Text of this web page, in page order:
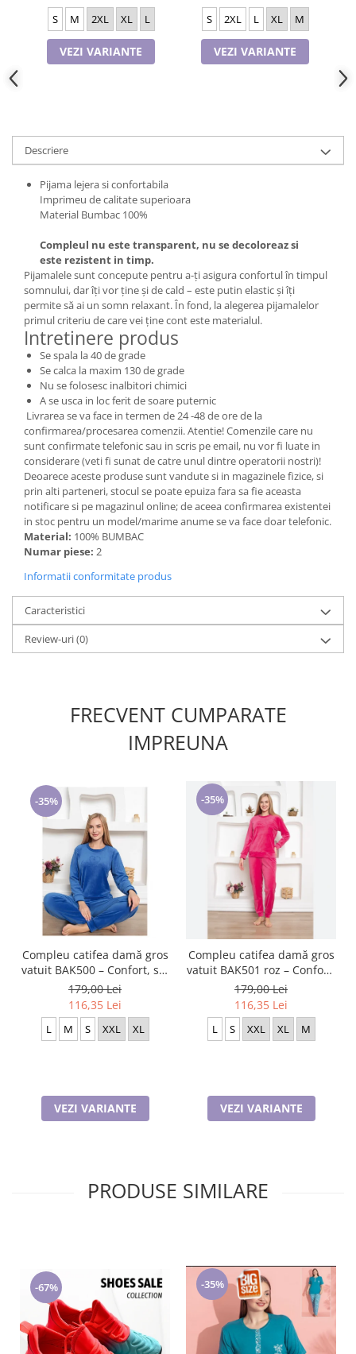
S M 2XL XL L
VEZI VARIANTE
S 2XL L XL M
VEZI VARIANTE
Descriere
Pijama lejera si confortabila
Imprimeu de calitate superioara
Material Bumbac 100%
Compleul nu este transparent, nu se decoloreaz si
este rezistent in timp.
Pijamalele sunt concepute pentru a-ți asigura confortul în timpul
somnului, dar îți vor ține și de cald – este putin elastic și îți
permite să ai un somn relaxant. În fond, la alegerea pijamalelor
primul criteriu de care vei ține cont este materialul.
Intretinere produs
Se spala la 40 de grade
Se calca la maxim 130 de grade
Nu se folosesc inalbitori chimici
A se usca in loc ferit de soare puternic
Livrarea se va face in termen de 24 -48 de ore de la
confirmarea/procesarea comenzii. Atentie! Comenzile care nu
sunt confirmate telefonic sau in scris pe email, nu vor fi luate in
considerare (veti fi sunat de catre unul dintre operatorii nostri)!
Deoarece aceste produse sunt vandute si in magazinele fizice, si
prin alti parteneri, stocul se poate epuiza fara sa fie aceasta
notificare si pe magazinul online; de aceea confirmarea existentei
in stoc pentru un model/marime anume se va face doar telefonic.
Material: 100% BUMBAC
Numar piese: 2
Informatii conformitate produs
Caracteristici
Review-uri(0)
FRECVENT CUMPARATE
IMPREUNA
-35%
Compleu catifea damă gros
vatuit BAK500 – Confort, stil
și eleganță BAK500
179,00 Lei
116,35 Lei
L M S XXL XL
VEZI VARIANTE
-35%
Compleu catifea damă gros
vatuit BAK501 roz – Confort,
stil și eleganță
179,00 Lei
116,35 Lei
L S XXL XL M
VEZI VARIANTE
PRODUSE SIMILARE
-67% -35%